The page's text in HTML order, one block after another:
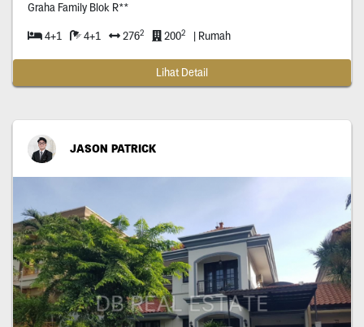
Graha Family Blok R**
4+1 4+1 2762 2002 | Rumah
Lihat Detail
JASON PATRICK